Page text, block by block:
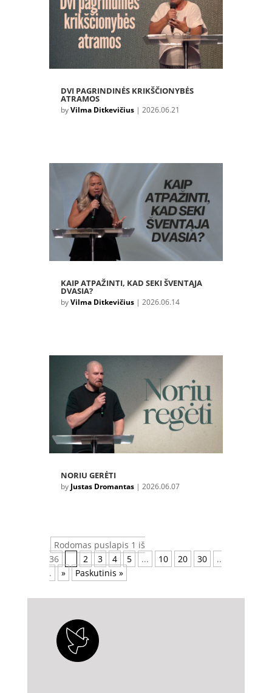
DVI PAGRINDINĖS KRIKŠČIONYBĖS
ATRAMOS
byVilma Ditkevičius| 2026.06.21
KAIP ATPAŽINTI, KAD SEKI ŠVENTĄJA
DVASIA?
byVilma Ditkevičius| 2026.06.14
NORIU GERĖTI
by Justas Dromantas| 2026.06.07
Rodomas puslapis 1 iš
36
2 3 4 5 ... 10 20 30
..
.
» Paskutinis »